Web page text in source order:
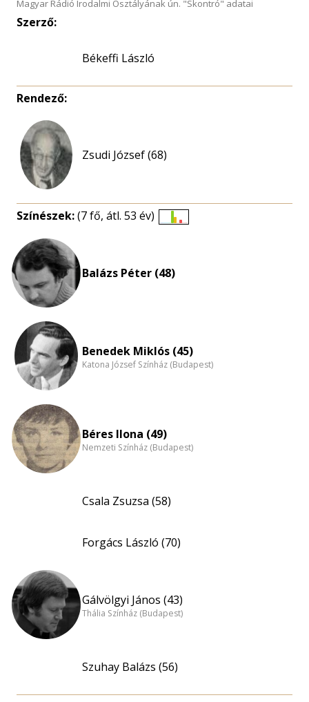
Magyar Rádió Irodalmi Osztályának ún. "Skontró" adatai
Szerző:
Békeffi László
Rendező:
Zsudi József (68)
Színészek:(7 fő, átl. 53 év)
Balázs Péter (48)
Benedek Miklós (45)
Katona József Színház (Budapest)
Béres Ilona (49)
Nemzeti Színház (Budapest)
Csala Zsuzsa (58)
Forgács László (70)
Gálvölgyi János (43)
Thália Színház (Budapest)
Szuhay Balázs (56)